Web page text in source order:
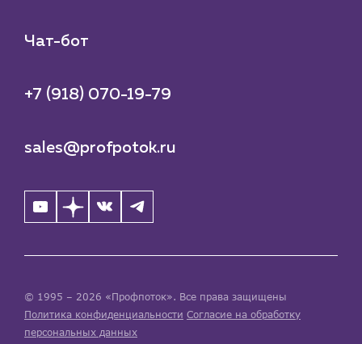
Чат-бот
+7 (918) 070-19-79
sales@profpotok.ru
© 1995 – 2026 «Профпоток». Все права защищены
Политика конфиденциальности Согласие на обработку
персональных данных